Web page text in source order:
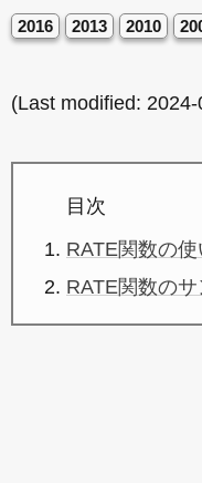
2016
2013 2010
(Last modified:
目次
RATE関数の
RATE関数の